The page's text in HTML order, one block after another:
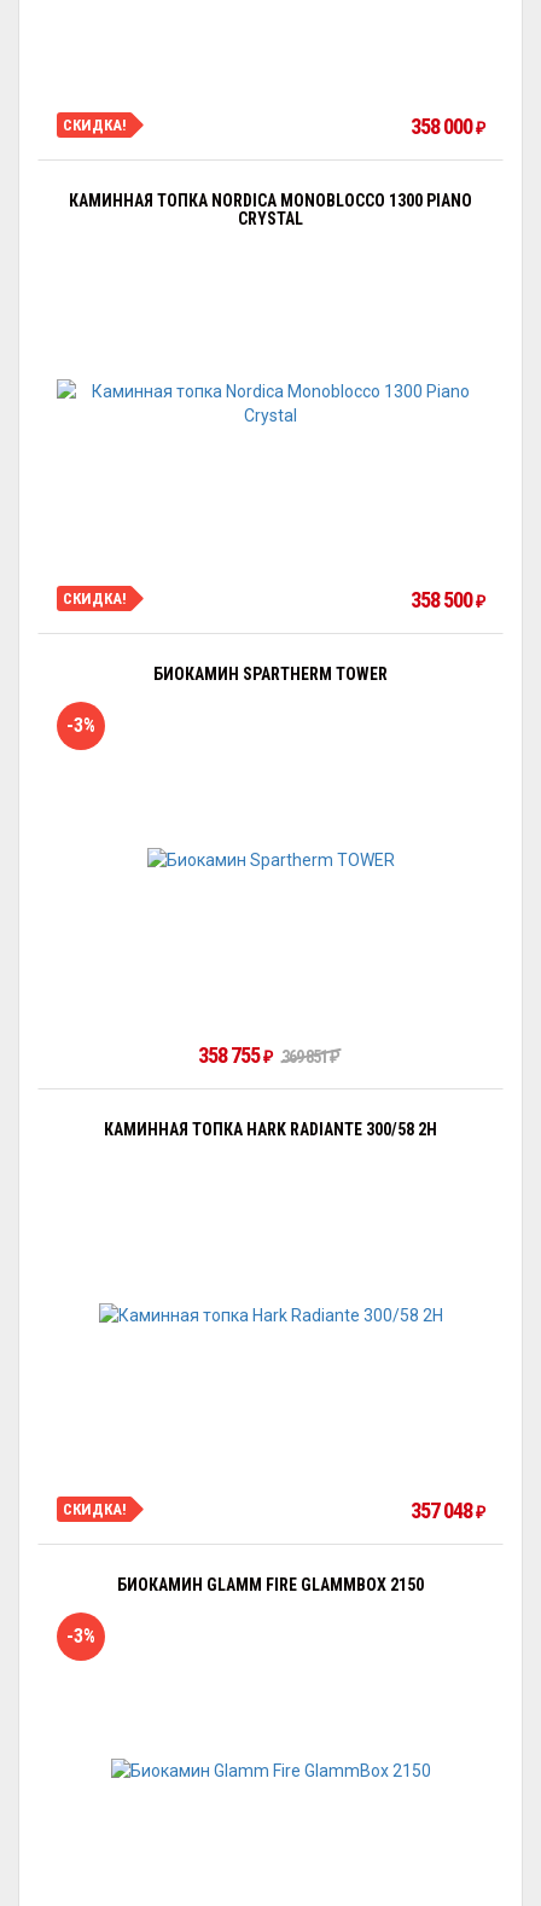
СКИДКА! 358 000₽
КАМИННАЯ ТОПКА NORDICA MONOBLOCCO 1300 PIANO
CRYSTAL
СКИДКА! 358 500₽
БИОКАМИН SPARTHERM TOWER
-3%
358 755₽ 369 851₽
КАМИННАЯ ТОПКА HARK RADIANTE 300/58 2H
СКИДКА! 357 048₽
БИОКАМИН GLAMM FIRE GLAMMBOX 2150
-3%